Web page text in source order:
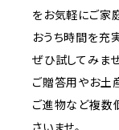
をお気軽にご家
おうち時間を充
ぜひ試してみま
ご贈答用やお土
ご進物など複数
さいませ。